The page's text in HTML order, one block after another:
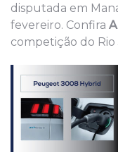
disputada em
fevereiro. Confira
competição do